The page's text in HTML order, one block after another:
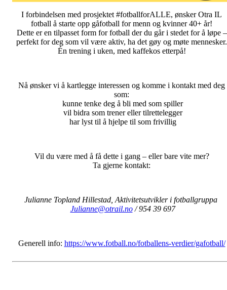
I forbindelsen med prosjektet #fotballforALLE, ønsker Otra IL
fotball å starte opp gåfotball for menn og kvinner 40+ år!
Dette er en tilpasset form for fotball der du går i stedet for å løpe –
perfekt for deg som vil være aktiv, ha det gøy og møte mennesker.
Én trening i uken, med kaffekos etterpå!
Nå ønsker vi å kartlegge interessen og komme i kontakt med deg
som:
kunne tenke deg å bli med som spiller
vil bidra som trener eller tilrettelegger
har lyst til å hjelpe til som frivillig
Vil du være med å få dette i gang – eller bare vite mer?
Ta gjerne kontakt:
Julianne Topland Hillestad, Aktivitetsutvikler i fotballgruppa
Julianne@otrail.no/ 954 39 697
Generell info: https://www.fotball.no/fotballens-verdier/gafotball/